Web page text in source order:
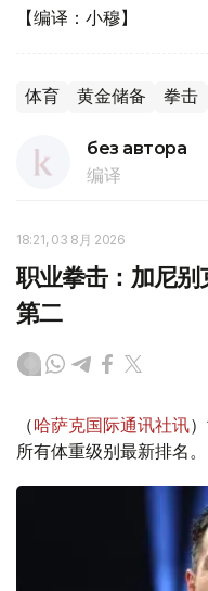
【编译：小穆】
体育 黄金储备 拳击
без автора
编译
18:21, 03 8月 2026
职业拳击：加尼
第二
（哈萨克国际通讯社讯
所有体重级别最新排名。